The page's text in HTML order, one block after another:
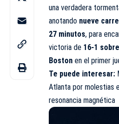
una verdadera
anotando nueve
27 minutos, para
victoria de 16-1
Boston en el primer
Te puede interesar:
Atlanta por molestias
resonancia magnética